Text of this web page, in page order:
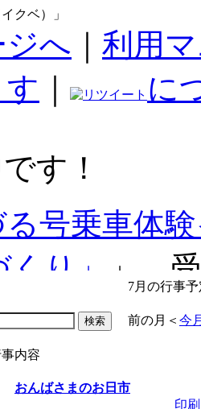
クベ）」
ジへ
利用
に
す！
号乗車体
り」
」 受
流広場「
07/09～
こびる塾
7月の行事
前の月 ＜ 今
内容
おんばさまのお日市
印刷